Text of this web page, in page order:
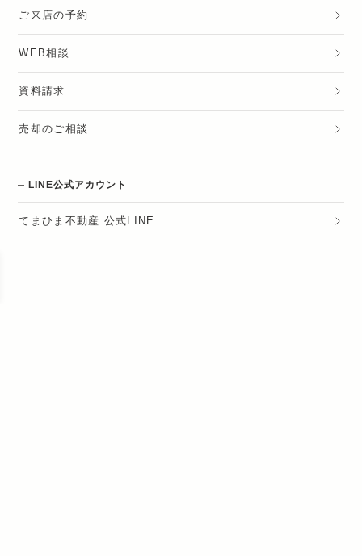
ご来店の予約
WEB相談
資料請求
売却のご相談
LINE公式アカウント
てまひま不動産 公式LINE